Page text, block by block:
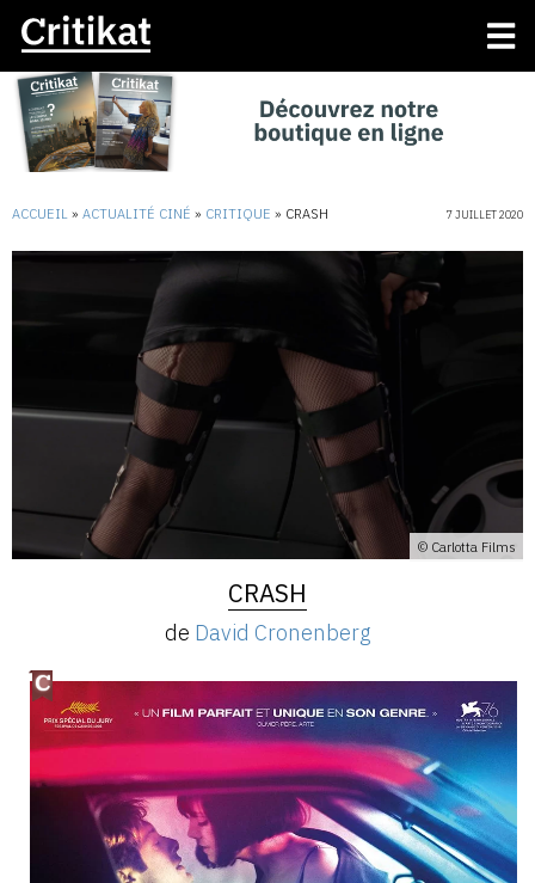
ACCUEIL » ACTUALITÉ CINÉ » CRITIQUE » CRASH 7 JUILLET 2020
© Carlotta Films
CRASH
de David Cronenberg